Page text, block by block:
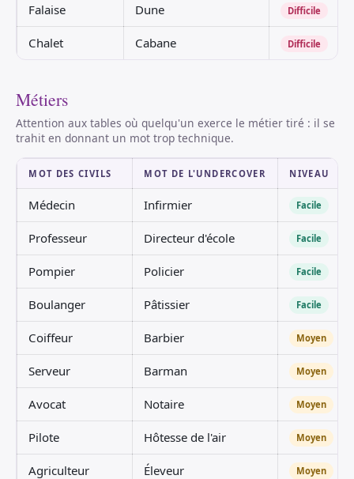
Falaise Dune Difficile
Chalet Cabane Difficile
Métiers
Attention aux tables où quelqu'un exerce le métier tiré : il se
trahit en donnant un mot trop technique.
MOT DES CIVILS MOT DE L'UNDERCOVER NIVEAU
Médecin Infirmier Facile
Professeur Directeur d'école Facile
Pompier Policier Facile
Boulanger Pâtissier Facile
Coiffeur Barbier Moyen
Serveur Barman Moyen
Avocat Notaire Moyen
Pilote Hôtesse de l'air Moyen
Agriculteur Éleveur Moyen